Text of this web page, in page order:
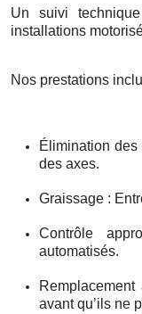
Un suivi
installations
Nos prestations
Élimination
des axes.
Graissage :
Contrôle
automatisés.
avant qu’ils ne